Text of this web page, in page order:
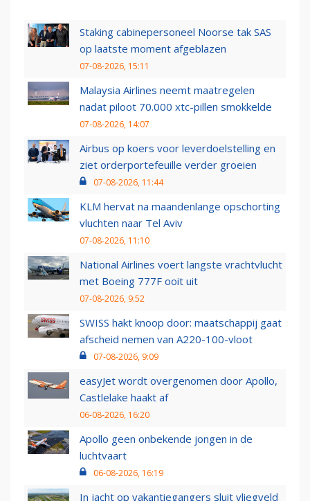
Staking cabinepersoneel Noorse tak SAS
op laatste moment afgeblazen
07-08-2026, 15:11
Malaysia Airlines neemt maatregelen
nadat piloot 70.000 xtc-pillen smokkelde
07-08-2026, 14:07
Airbus op koers voor leverdoelstelling en
ziet orderportefeuille verder groeien
07-08-2026, 11:44
KLM hervat na maandenlange opschorting
vluchten naar Tel Aviv
07-08-2026, 11:10
National Airlines voert langste vrachtvlucht
met Boeing 777F ooit uit
07-08-2026, 9:52
SWISS hakt knoop door: maatschappij gaat
afscheid nemen van A220-100-vloot
07-08-2026, 9:09
easyJet wordt overgenomen door Apollo,
Castlelake haakt af
06-08-2026, 16:20
Apollo geen onbekende jongen in de
luchtvaart
06-08-2026, 16:19
In jacht op vakantiegangers sluit vliegveld